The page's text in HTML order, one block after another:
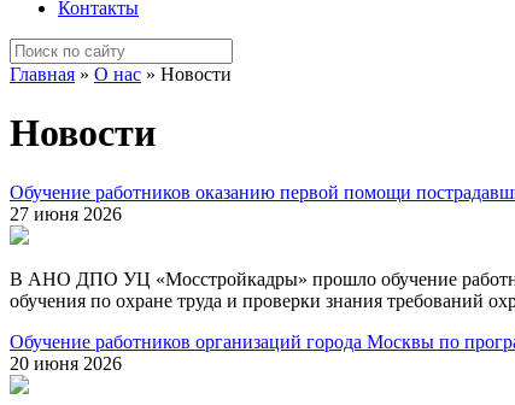
Контакты
Главная » О нас » Новости
Новости
Обучение работников оказанию первой помощи
27 июня 2026
В АНО ДПО УЦ «Мосстройкадры» прошло обучение
обучения по охране труда и проверки знания требований
Обучение работников организаций города Москвы по
20 июня 2026